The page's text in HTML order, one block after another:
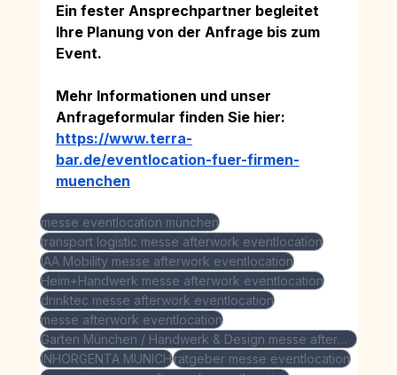
Ein fester Ansprechpartner begleitet
Ihre Planung von der Anfrage bis zum
Event.
Mehr Informationen und unser
Anfrageformular finden Sie hier:
https://www.terra-
bar.de/eventlocation-fuer-firmen-
muenchen
messe eventlocation münchen
transport logistic messe afterwork eventlocation
IAA Mobility messe afterwork eventlocation
Heim+Handwerk messe afterwork eventlocation
drinktec messe afterwork eventlocation
messe afterwork eventlocation
Garten München / Handwerk & Design messe afterwork eventlocation
INHORGENTA MUNICHratgeber messe eventlocation